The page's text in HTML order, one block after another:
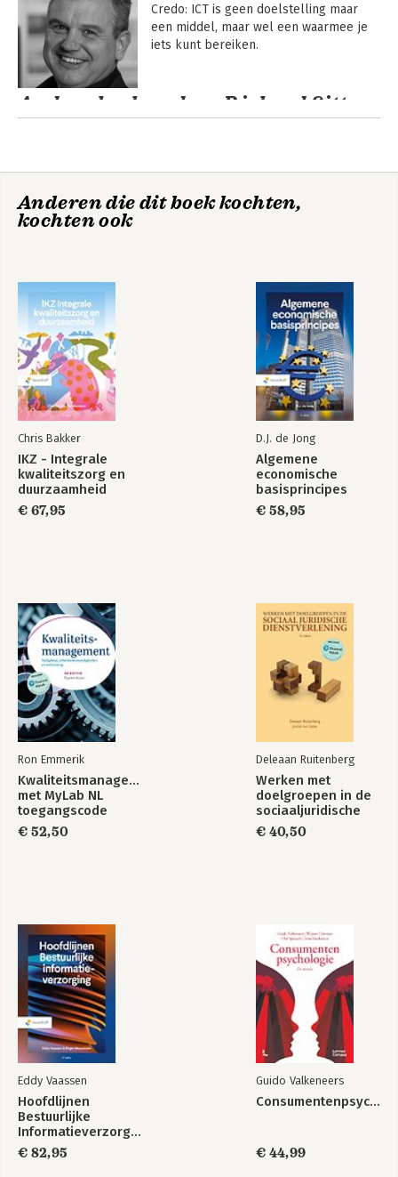
Credo: ICT is geen doelstelling maar
een middel, maar wel een waarmee je
iets kunt bereiken.
Andere boeken door Richard Sitters
De digitale
organisatie
Bekijk alle boeken
Anderen die dit boek kochten,
kochten ook
Chris Bakker
IKZ - Integrale
kwaliteitszorg en
duurzaamheid
€ 67,95
D.J. de Jong
Algemene
economische
basisprincipes
€ 58,95
Ron Emmerik
Kwaliteitsmanagement,
met MyLab NL
toegangscode
€ 52,50
Deleaan Ruitenberg
Werken met
doelgroepen in de
sociaaljuridische
dienstverlening
€ 40,50
Eddy Vaassen
Hoofdlijnen
Bestuurlijke
Informatieverzorging
€ 82,95
Guido Valkeneers
Consumentenpsychologie
€ 44,99